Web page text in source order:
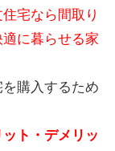
宅なら間取り
に暮らせる家
購入するため
ト・デメリッ